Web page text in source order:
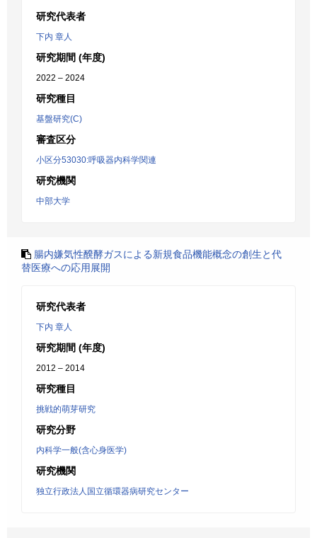
研究代表者
下内 章人
研究期間 (年度)
2022 – 2024
研究種目
基盤研究(C)
審査区分
小区分53030:呼吸器内科学関連
研究機関
中部大学
腸内嫌気性醗酵ガスによる新規食品機能概念の創生と代
替医療への応用展開
研究代表者
下内 章人
研究期間 (年度)
2012 – 2014
研究種目
挑戦的萌芽研究
研究分野
内科学一般(含心身医学)
研究機関
独立行政法人国立循環器病研究センター